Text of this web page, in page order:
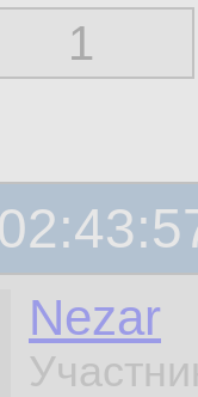
1
Nezar